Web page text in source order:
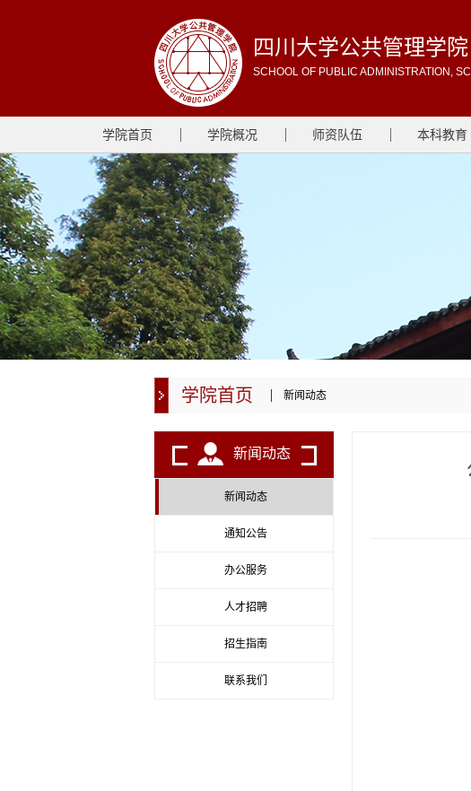
四川大学公共管理学院
SCHOOL OF PUBLIC ADMINISTRATION,
学院首页 学院概况 师资队伍 本科教育
学院首页 新闻动态
新闻动态
新闻动态
通知公告
办公服务
人才招聘
招生指南
联系我们